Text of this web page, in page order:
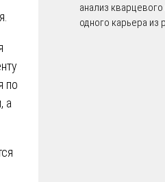
по
а
анализ кварцевого
одного карьера из